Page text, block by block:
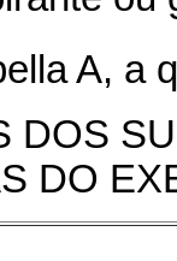
A, a
DOS
DO